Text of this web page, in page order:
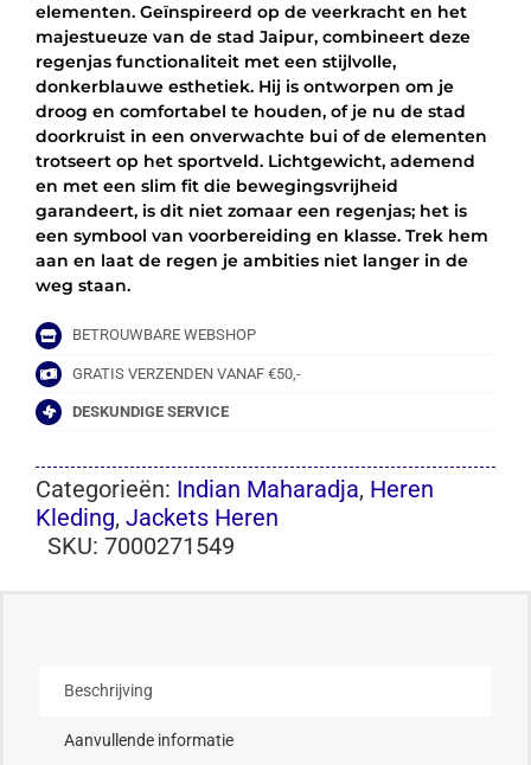
NAVY
aantal
elementen. Geïnspireerd op de veerkracht en het
majestueuze van de stad Jaipur, combineert deze
regenjas functionaliteit met een stijlvolle,
donkerblauwe esthetiek. Hij is ontworpen om je
droog en comfortabel te houden, of je nu de stad
doorkruist in een onverwachte bui of de elementen
trotseert op het sportveld. Lichtgewicht, ademend
en met een slim fit die bewegingsvrijheid
garandeert, is dit niet zomaar een regenjas; het is
een symbool van voorbereiding en klasse. Trek hem
aan en laat de regen je ambities niet langer in de
weg staan.
BETROUWBARE WEBSHOP
GRATIS VERZENDEN VANAF €50,-
DESKUNDIGE SERVICE
Categorieën: Indian Maharadja, Heren
Kleding, Jackets Heren
SKU: 7000271549
Beschrijving
Aanvullende informatie